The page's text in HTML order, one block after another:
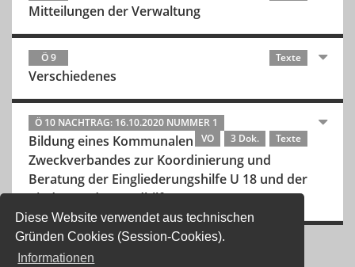
Diese Website verwendet aus technischen
Gründen Cookies (Session-Cookies).
Informationen
Mitteilungen der Verwaltung
Ö 9 Texte
Verschiedenes
Ö 10 NACHTRAG: 16.10.2020 NUMMER 1
VO
3 Dok. Texte
Bildung eines Kommunalen
Zweckverbandes zur Koordinierung und
Beratung der Eingliederungshilfe U 18 und der
Kinder- und Jugendhilfe